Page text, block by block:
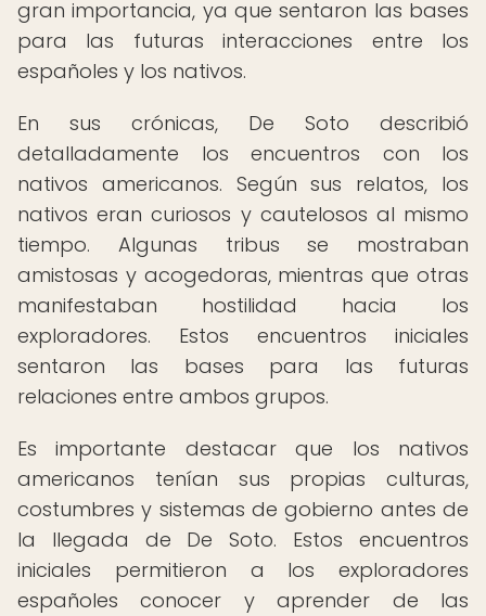
gran importancia, ya que sentaron las bases
para las futuras interacciones entre los
españoles y los nativos.
En sus crónicas, De Soto describió
detalladamente los encuentros con los
nativos americanos. Según sus relatos, los
nativos eran curiosos y cautelosos al mismo
tiempo. Algunas tribus se mostraban
amistosas y acogedoras, mientras que otras
manifestaban hostilidad hacia los
exploradores. Estos encuentros iniciales
sentaron las bases para las futuras
relaciones entre ambos grupos.
Es importante destacar que los nativos
americanos tenían sus propias culturas,
costumbres y sistemas de gobierno antes de
la llegada de De Soto. Estos encuentros
iniciales permitieron a los exploradores
españoles conocer y aprender de las